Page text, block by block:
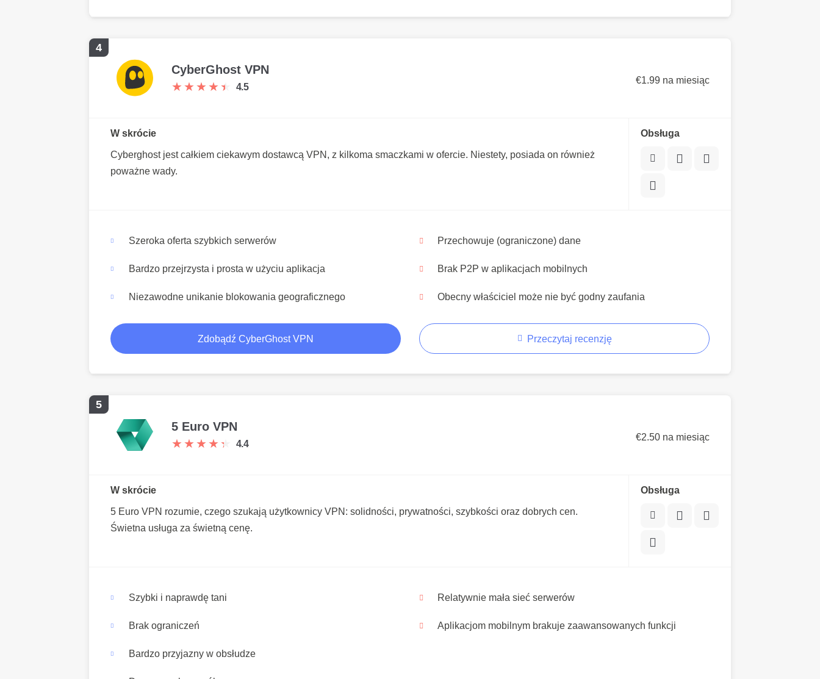
4
CyberGhost VPN
★ ★ ★ ★ ★
★ ★ ★ ★ ★ 4.5
€1.99 na miesiąc
W skrócie
Cyberghost jest całkiem ciekawym dostawcą VPN, z kilkoma smaczkami w ofercie. Niestety, posiada on również
poważne wady.
Obsługa
Szeroka oferta szybkich serwerów
Bardzo przejrzysta i prosta w użyciu aplikacja
Niezawodne unikanie blokowania geograficznego
Przechowuje (ograniczone) dane
Brak P2P w aplikacjach mobilnych
Obecny właściciel może nie być godny zaufania
Zdobądź CyberGhost VPN Przeczytaj recenzję
5
5 Euro VPN
★ ★ ★ ★ ★
★ ★ ★ ★ ★ 4.4
€2.50 na miesiąc
W skrócie
5 Euro VPN rozumie, czego szukają użytkownicy VPN: solidności, prywatności, szybkości oraz dobrych cen.
Świetna usługa za świetną cenę.
Obsługa
Szybki i naprawdę tani
Brak ograniczeń
Bardzo przyjazny w obsłudze
Relatywnie mała sieć serwerów
Aplikacjom mobilnym brakuje zaawansowanych funkcji